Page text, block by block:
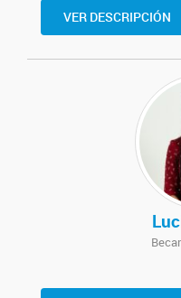
VER DESCRIPCIÓN